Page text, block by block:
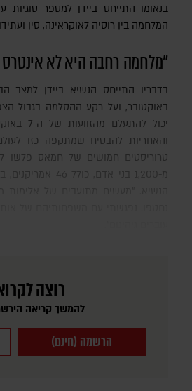
בנאומו התייחס ביידן למספר סוגיות
המלחמה בין רוסיה לאוקראינה, סין
"מלחמה רחבה היא לא
בדבריו התייחס הנשיא ביידן למצב הביטחוני בישראל מאז אירועי ה-7
באוקטובר, ועל רקע ההסלמה בגבול
יכול
והאחריות להבטיח שמתקפה כזו
טרוריסטים חמושים של חמאס פלשו
רוצה
להמשך קריאה
הרשמה (חינם)